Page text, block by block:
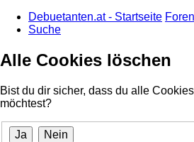
Debuetanten.at - Startseite
Suche
Alle Cookies löschen
Bist du dir sicher, dass du alle
möchtest?